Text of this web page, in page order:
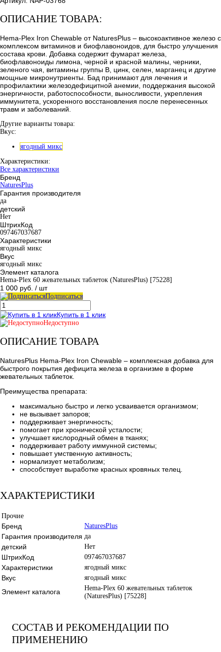
ОПИСАНИЕ ТОВАРА:
Hema-Plex Iron Chewable от NaturesPlus – высокоактивное железо с
комплексом витаминов и биофлавоноидов, для быстро улучшения
состава крови. Добавка содержит фумарат железа,
биофлавоноиды лимона, черной и красной малины, черники,
зеленого чая, витамины группы B, цинк, селен, марганец и другие
мощные микронутриенты. Бад принимают для лечения и
профилактики железодефицитной анемии, поддержания высокой
энергичности, работоспособности, выносливости, укрепления
иммунитета, ускоренного восстановления после перенесенных
травм и заболеваний.
Другие варианты товара:
Вкус:
ягодный микс
Характеристики:
Все характеристики
Бренд
NaturesPlus
Гарантия производителя
да
детский
Нет
ШтрихКод
097467037687
Характеристики
ягодный микс
Вкус
ягодный микс
Элемент каталога
Hema-Plex 60 жевательных таблеток (NaturesPlus) [75228]
1 000 руб. / шт
Подписаться
Купить в 1 клик
Недоступно
ОПИСАНИЕ ТОВАРА
NaturesPlus Hema-Plex Iron Chewable – комплексная добавка для
быстрого покрытия дефицита железа в организме в форме
жевательных таблеток.
Преимущества препарата:
максимально быстро и легко усваивается организмом;
не вызывает запоров;
поддерживает энергичность;
помогает при хронической усталости;
улучшает кислородный обмен в тканях;
поддерживает работу иммунной системы;
повышает умственную активность;
нормализует метаболизм;
способствует выработке красных кровяных телец.
ХАРАКТЕРИСТИКИ
Прочие
Бренд NaturesPlus
Гарантия производителя да
детский Нет
ШтрихКод 097467037687
Характеристики ягодный микс
Вкус ягодный микс
Элемент каталога
Hema-Plex 60 жевательных таблеток
(NaturesPlus) [75228]
СОСТАВ И РЕКОМЕНДАЦИИ ПО
ПРИМЕНЕНИЮ